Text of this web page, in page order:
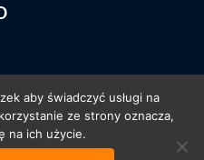
aby świadczyć usługi na
ze strony oznacza,
na ich użycie.